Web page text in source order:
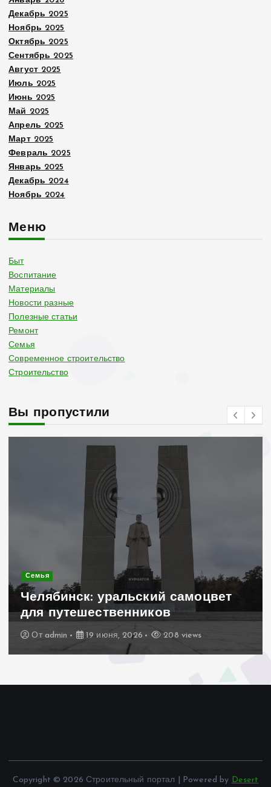
Декабрь 2025
Ноябрь 2025
Октябрь 2025
Сентябрь 2025
Август 2025
Июль 2025
Июнь 2025
Май 2025
Апрель 2025
Март 2025
Февраль 2025
Январь 2025
Декабрь 2024
Ноябрь 2024
Меню
Быт
Воспитание
Материалы
Новости разные
Полезные статьи
Ремонт
Семья
Современное строительство
Строительство
Вы пропустили
Современное строительство
Керамогранит «под дерево»:
стильное и практичное решение
для дачного домика
Отadmin 19 июня, 2026 199 views
Copyright © 2026 Строительный портал | Powered by Desert